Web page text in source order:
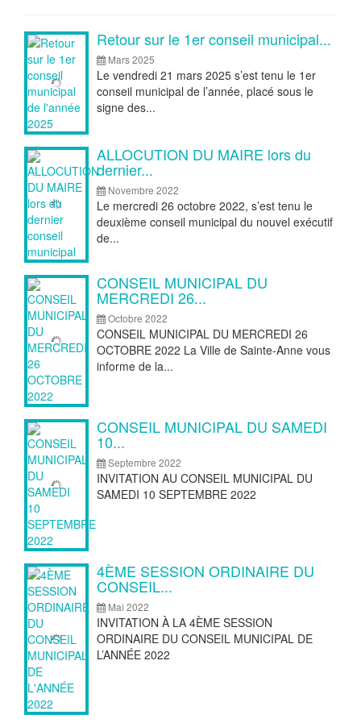
Articles Retour sur le 1er conseil municipal...
Mars 2025
Le vendredi 21 mars 2025 s’est tenu le 1er
conseil municipal de l’année, placé sous le
signe des...
ALLOCUTION DU MAIRE lors du
dernier...
Novembre 2022
Le mercredi 26 octobre 2022, s’est tenu le
deuxième conseil municipal du nouvel exécutif
de...
CONSEIL MUNICIPAL DU
MERCREDI 26...
Octobre 2022
CONSEIL MUNICIPAL DU MERCREDI 26
OCTOBRE 2022 La Ville de Sainte-Anne vous
informe de la...
CONSEIL MUNICIPAL DU SAMEDI
10...
Septembre 2022
INVITATION AU CONSEIL MUNICIPAL DU
SAMEDI 10 SEPTEMBRE 2022
4ÈME SESSION ORDINAIRE DU
CONSEIL...
Mai 2022
INVITATION À LA 4ÈME SESSION
ORDINAIRE DU CONSEIL MUNICIPAL DE
L’ANNÉE 2022